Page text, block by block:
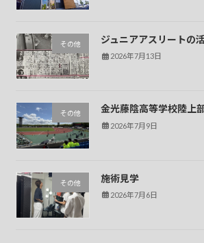
その他 ジュニアアスリートの
2026年7月13日
その他 金光藤陰高等学校陸上
2026年7月9日
その他 施術見学
2026年7月6日